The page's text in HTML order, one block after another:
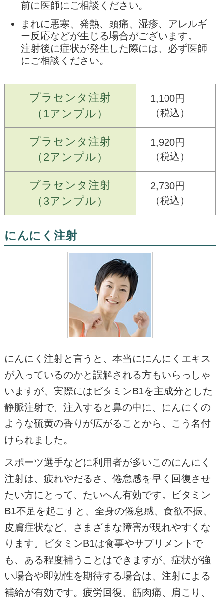
前に医師にご相談ください。
まれに悪寒、発熱、頭痛、湿疹、アレルギ
ー反応などが生じる場合がございます。
注射後に症状が発生した際には、必ず医師
にご相談ください。
プラセンタ注射
（1アンプル）
1,100円
（税込）
プラセンタ注射
（2アンプル）
1,920円
（税込）
プラセンタ注射
（3アンプル）
2,730円
（税込）
にんにく注射
にんにく注射と言うと、本当ににんにくエキス
が入っているのかと誤解される方もいらっしゃ
いますが、実際にはビタミンB1を主成分とした
静脈注射で、注入すると鼻の中に、にんにくの
ような硫黄の香りが広がることから、こう名付
けられました。
スポーツ選手などに利用者が多いこのにんにく
注射は、疲れやだるさ、倦怠感を早く回復させ
たい方にとって、たいへん有効です。ビタミン
B1不足を起こすと、全身の倦怠感、食欲不振、
皮膚症状など、さまざまな障害が現れやすくな
ります。ビタミンB1は食事やサプリメントで
も、ある程度補うことはできますが、症状が強
い場合や即効性を期待する場合は、注射による
補給が有効です。疲労回復、筋肉痛、肩こり、